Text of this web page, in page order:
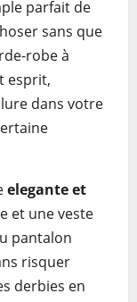
parfait de
sans que
robe à
esprit,
dans votre
elegante et
et une veste
pantalon
risquer
derbies en